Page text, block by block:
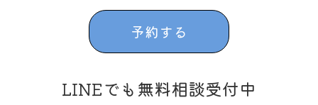
予約する
LINEでも無料相談受付中